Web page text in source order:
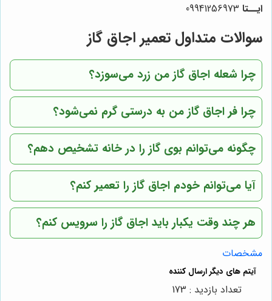
ایــتا
سوالات متداول تعمیر اجاق گاز
چرا شعله اجاق گاز من زرد می‌سوزد؟
چرا فر اجاق گاز من به درستی گرم نمی‌شود؟
چگونه می‌توانم بوی گاز را در خانه تشخیص دهم؟
آیا می‌توانم خودم اجاق گاز را تعمیر کنم؟
هر چند وقت یکبار باید اجاق گاز را سرویس کنم؟
مشخصات
تعداد بازدید : 173